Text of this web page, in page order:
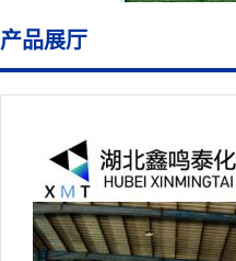
产品展厅